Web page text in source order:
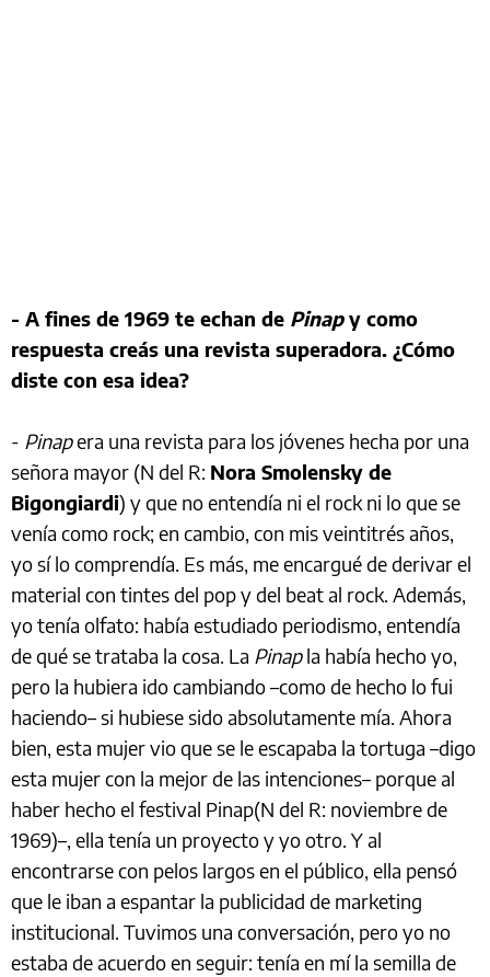
- A fines de 1969 te echan de Pinapy como
respuesta creás una revista superadora. ¿Cómo
diste con esa idea?
- Pinapera una revista para los jóvenes hecha por una
señora mayor (N del R: Nora Smolensky de
Bigongiardi) y que no entendía ni el rock ni lo que se
venía como rock; en cambio, con mis veintitrés años,
yo sí lo comprendía. Es más, me encargué de derivar el
material con tintes del pop y del beat al rock. Además,
yo tenía olfato: había estudiado periodismo, entendía
de qué se trataba la cosa. La Pinapla había hecho yo,
pero la hubiera ido cambiando –como de hecho lo fui
haciendo– si hubiese sido absolutamente mía. Ahora
bien, esta mujer vio que se le escapaba la tortuga –digo
esta mujer con la mejor de las intenciones– porque al
haber hecho el festival Pinap(N del R: noviembre de
1969)–, ella tenía un proyecto y yo otro. Y al
encontrarse con pelos largos en el público, ella pensó
que le iban a espantar la publicidad de marketing
institucional. Tuvimos una conversación, pero yo no
estaba de acuerdo en seguir: tenía en mí la semilla de